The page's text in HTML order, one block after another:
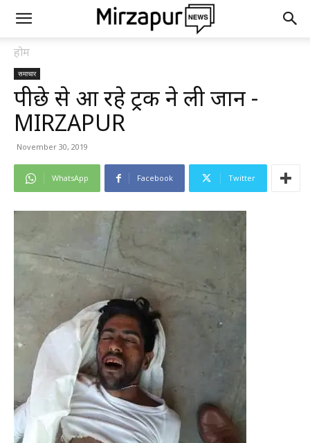
होम
समाचार
पीछे से आ रहे ट्रक ने ली जान -
MIRZAPUR
November 30, 2019
WhatsApp Facebook Twitter